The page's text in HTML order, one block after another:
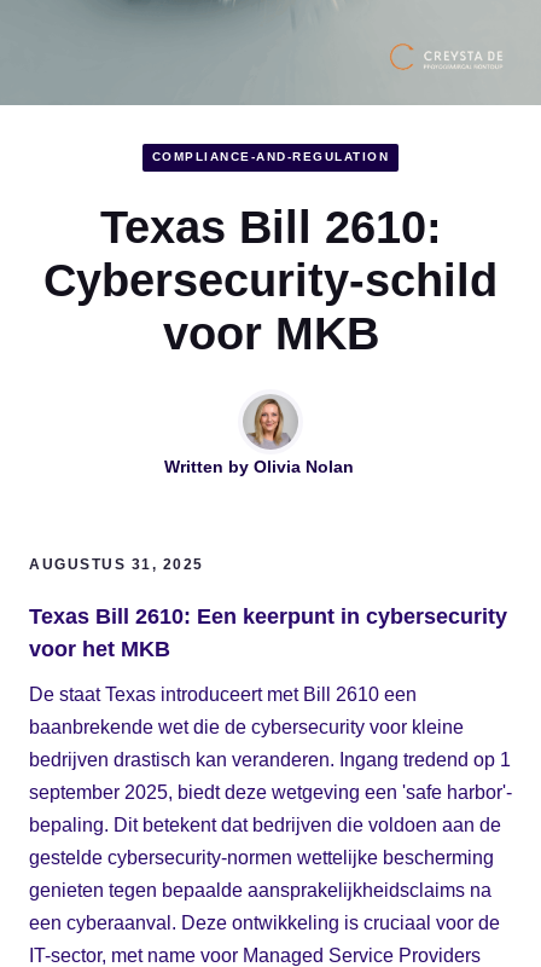
COMPLIANCE-AND-REGULATION
Texas Bill 2610:
Cybersecurity-schild
voor MKB
Written by Olivia Nolan
AUGUSTUS 31, 2025
Texas Bill 2610: Een keerpunt in cybersecurity
voor het MKB
De staat Texas introduceert met Bill 2610 een
baanbrekende wet die de cybersecurity voor kleine
bedrijven drastisch kan veranderen. Ingang tredend op 1
september 2025, biedt deze wetgeving een 'safe harbor'-
bepaling. Dit betekent dat bedrijven die voldoen aan de
gestelde cybersecurity-normen wettelijke bescherming
genieten tegen bepaalde aansprakelijkheidsclaims na
een cyberaanval. Deze ontwikkeling is cruciaal voor de
IT-sector, met name voor Managed Service Providers